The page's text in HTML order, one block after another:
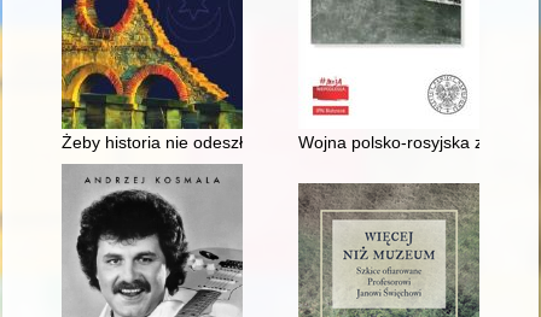
Żeby historia nie odeszła w zapomnienieWojna polsko-rosyjska z lat